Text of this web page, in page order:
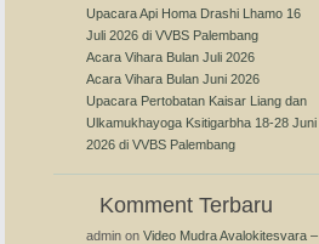
Upacara Api Homa Drashi Lhamo 16
Juli 2026 di VVBS Palembang
Acara Vihara Bulan Juli 2026
Acara Vihara Bulan Juni 2026
Upacara Pertobatan Kaisar Liang dan
Ulkamukhayoga Ksitigarbha 18-28 Juni
2026 di VVBS Palembang
Komment Terbaru
admin on Video Mudra Avalokitesvara –